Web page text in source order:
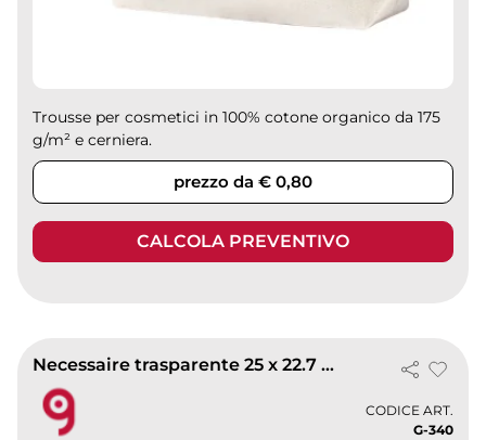
Trousse per cosmetici in 100% cotone organico da 175
g/m² e cerniera.
prezzo da € 0,80
CALCOLA PREVENTIVO
Necessaire trasparente 25 x 22.7 x 7.7 cm
CODICE ART.
G-340